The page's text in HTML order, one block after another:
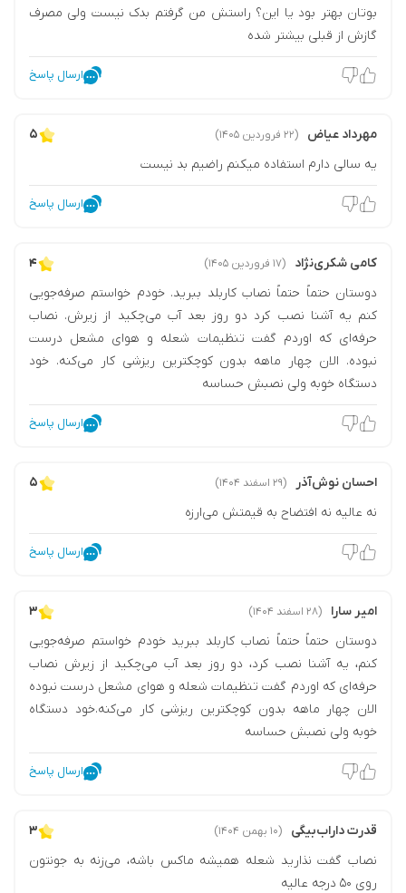
بوتان بهتر بود یا این؟ راستش من گرفتم بدک نیست ولی مصرف
گازش از قبلی بیشتر شده
ارسال پاسخ
مهرداد عیاض (۲۲ فروردین ۱۴۰۵)
۵
یه سالی دارم استفاده میکنم راضیم بد نیست
ارسال پاسخ
کامی شکری‌نژاد (۱۷ فروردین ۱۴۰۵)
۴
دوستان حتماً حتماً نصاب کاربلد ببرید. خودم خواستم صرفه‌جویی
کنم یه آشنا نصب کرد دو روز بعد آب می‌چکید از زیرش. نصاب
حرفه‌ای که اوردم گفت تنظیمات شعله و هوای مشعل درست
نبوده. الان چهار ماهه بدون کوچکترین ریزشی کار می‌کنه. خود
دستگاه خوبه ولی نصبش حساسه
ارسال پاسخ
احسان نوش‌آذر (۲۹ اسفند ۱۴۰۴)
۵
نه عالیه نه افتضاح به قیمتش می‌ارزه
ارسال پاسخ
امیر سارا (۲۸ اسفند ۱۴۰۴)
۳
دوستان حتماً حتماً نصاب کاربلد ببرید خودم خواستم صرفه‌جویی
کنم، یه آشنا نصب کرد، دو روز بعد آب می‌چکید از زیرش نصاب
حرفه‌ای که اوردم گفت تنظیمات شعله و هوای مشعل درست نبوده
الان چهار ماهه بدون کوچکترین ریزشی کار می‌کنه.خود دستگاه
خوبه ولی نصبش حساسه
ارسال پاسخ
قدرت داراب‌بیگی (۱۰ بهمن ۱۴۰۴)
۳
نصاب گفت نذارید شعله همیشه ماکس باشه، می‌زنه به جونتون
روی ۵۰ درجه عالیه